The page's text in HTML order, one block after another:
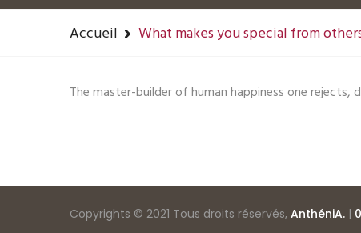
Accueil What makes you special from
The master-builder of human happiness one rejects,
Copyrights © 2021 Tous droits réservés, AnthéniA. |